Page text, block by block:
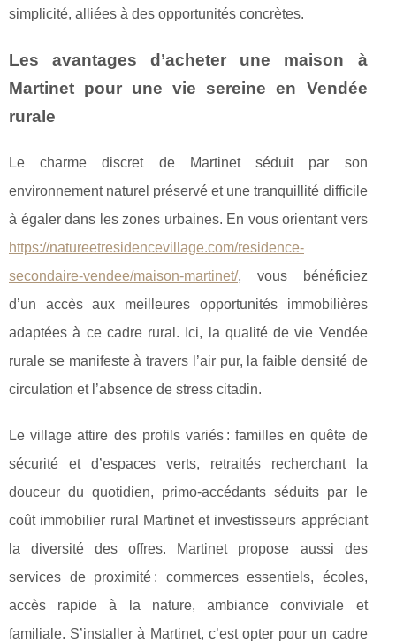
simplicité, alliées à des opportunités concrètes.
Les avantages d’acheter une maison à
Martinet pour une vie sereine en Vendée
rurale
Le charme discret de Martinet séduit par son
environnement naturel préservé et une tranquillité difficile
à égaler dans les zones urbaines. En vous orientant vers
https://natureetresidencevillage.com/residence-
secondaire-vendee/maison-martinet/, vous bénéficiez
d’un accès aux meilleures opportunités immobilières
adaptées à ce cadre rural. Ici, la qualité de vie Vendée
rurale se manifeste à travers l’air pur, la faible densité de
circulation et l’absence de stress citadin.
Le village attire des profils variés : familles en quête de
sécurité et d’espaces verts, retraités recherchant la
douceur du quotidien, primo-accédants séduits par le
coût immobilier rural Martinet et investisseurs appréciant
la diversité des offres. Martinet propose aussi des
services de proximité : commerces essentiels, écoles,
accès rapide à la nature, ambiance conviviale et
familiale. S’installer à Martinet, c’est opter pour un cadre